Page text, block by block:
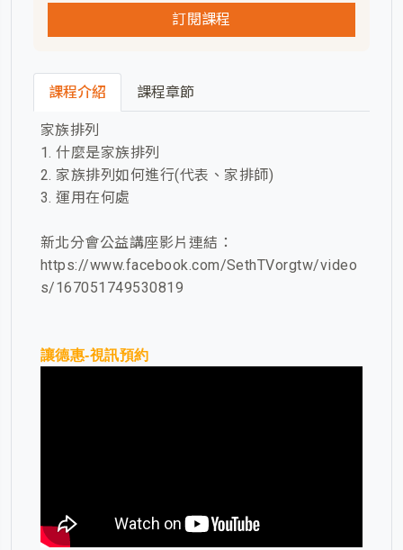
訂閱課程
課程介紹 課程章節
家族排列
1. 什麼是家族排列
2. 家族排列如何進行(代表、家排師)
3. 運用在何處
新北分會公益講座影片連結：
https://www.facebook.com/SethTVorgtw/video
s/167051749530819
讓德惠-視訊預約